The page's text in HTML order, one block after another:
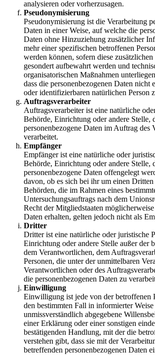
analysieren oder vorherzusagen.
Pseudonymisierung
Pseudonymisierung ist die Verarbeitung
Daten in einer Weise, auf welche die
Daten ohne Hinzuziehung zusätzlicher
mehr einer spezifischen betroffenen
werden können, sofern diese
gesondert aufbewahrt werden und
organisatorischen Maßnahmen
dass die personenbezogenen Daten nicht
oder identifizierbaren natürlichen Person
Auftragsverarbeiter
Auftragsverarbeiter ist eine natürliche
Behörde, Einrichtung oder andere Stelle,
personenbezogene Daten im Auftrag des
verarbeitet.
Empfänger
Empfänger ist eine natürliche oder
Behörde, Einrichtung oder andere Stelle,
personenbezogene Daten offengelegt
davon, ob es sich bei ihr um einen
Behörden, die im Rahmen eines
Untersuchungsauftrags nach dem
Recht der Mitgliedstaaten
Daten erhalten, gelten jedoch nicht als
Dritter
Dritter ist eine natürliche oder juristische
Einrichtung oder andere Stelle außer der
dem Verantwortlichen, dem
Personen, die unter der unmittelbaren
Verantwortlichen oder des
die personenbezogenen Daten zu
Einwilligung
Einwilligung ist jede von der betroffenen
den bestimmten Fall in informierter Weise
unmissverständlich abgegebene
einer Erklärung oder einer sonstigen
bestätigenden Handlung, mit der die
verstehen gibt, dass sie mit der
betreffenden personenbezogenen Daten